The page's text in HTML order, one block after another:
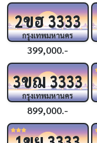
2ขฮ3333
กรุงเทพมหานคร
399,000.-
3ขฌ3333
กรุงเทพมหานคร
899,000.-